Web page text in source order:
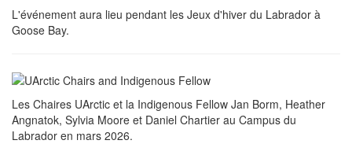
L'événement aura lieu pendant les Jeux d'hiver du Labrador à
Goose Bay.
Les Chaires UArctic et la Indigenous Fellow Jan Borm, Heather
Angnatok, Sylvia Moore et Daniel Chartier au Campus du
Labrador en mars 2026.